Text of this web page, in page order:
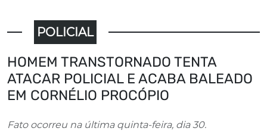
POLICIAL
HOMEM TRANSTORNADO TENTA
ATACAR POLICIAL E ACABA BALEADO
EM CORNÉLIO PROCÓPIO
Fato ocorreu na última quinta-feira, dia 30.